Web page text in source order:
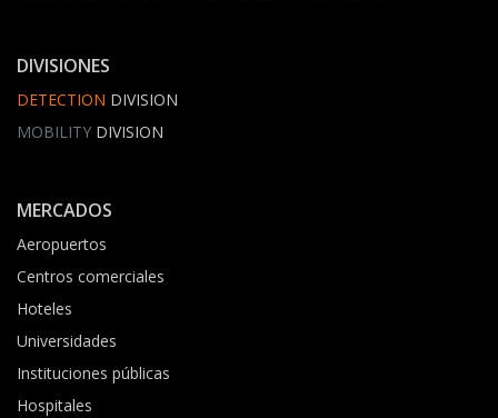
DIVISIONES
DETECTION DIVISION
MOBILITY DIVISION
MERCADOS
Aeropuertos
Centros comerciales
Hoteles
Universidades
Instituciones públicas
Hospitales